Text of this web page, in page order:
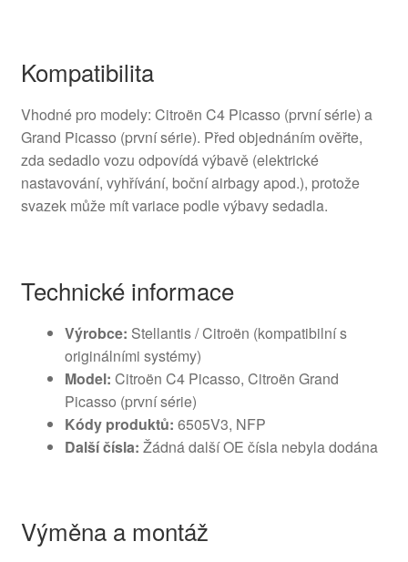
Kompatibilita
Vhodné pro modely: Citroën C4 Picasso (první série) a
Grand Picasso (první série). Před objednáním ověřte,
zda sedadlo vozu odpovídá výbavě (elektrické
nastavování, vyhřívání, boční airbagy apod.), protože
svazek může mít variace podle výbavy sedadla.
Technické informace
Výrobce: Stellantis / Citroën (kompatibilní s
originálními systémy)
Model: Citroën C4 Picasso, Citroën Grand
Picasso (první série)
Kódy produktů: 6505V3, NFP
Další čísla: Žádná další OE čísla nebyla dodána
Výměna a montáž